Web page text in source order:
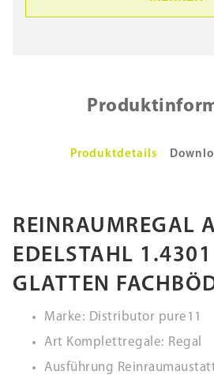
Produktdetails
REINRAUMREGAL
EDELSTAHL
GLATTEN
Marke: Distributor pure11
Art Komplettregale: Regal
Ausführung